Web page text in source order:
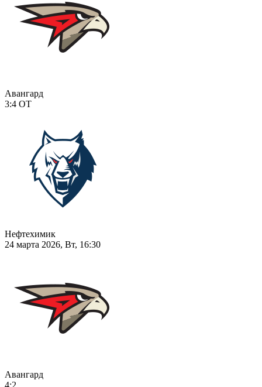
Авангард
3:4 ОТ
Нефтехимик
24 марта 2026, Вт, 16:30
Авангард